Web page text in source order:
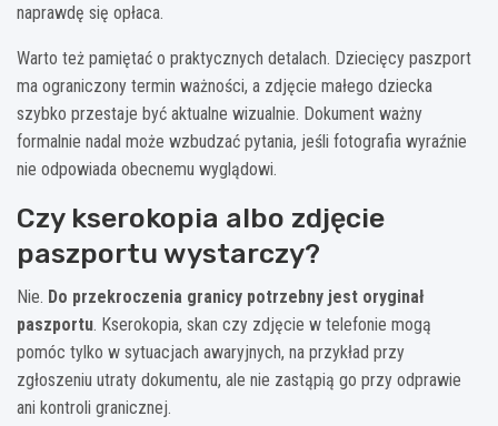
naprawdę się opłaca.
Warto też pamiętać o praktycznych detalach. Dziecięcy paszport
ma ograniczony termin ważności, a zdjęcie małego dziecka
szybko przestaje być aktualne wizualnie. Dokument ważny
formalnie nadal może wzbudzać pytania, jeśli fotografia wyraźnie
nie odpowiada obecnemu wyglądowi.
Czy kserokopia albo zdjęcie
paszportu wystarczy?
Nie. Do przekroczenia granicy potrzebny jest oryginał
paszportu. Kserokopia, skan czy zdjęcie w telefonie mogą
pomóc tylko w sytuacjach awaryjnych, na przykład przy
zgłoszeniu utraty dokumentu, ale nie zastąpią go przy odprawie
ani kontroli granicznej.